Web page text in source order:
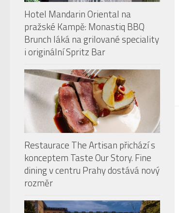
Hotel Mandarin Oriental na
pražské Kampě: Monastiq BBQ
Brunch láká na grilované speciality
i originální Spritz Bar
Restaurace The Artisan přichází s
konceptem Taste Our Story. Fine
dining v centru Prahy dostává nový
rozměr